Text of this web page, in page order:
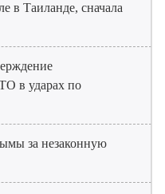
в Таиланде, сначала
в ударах по
за незаконную